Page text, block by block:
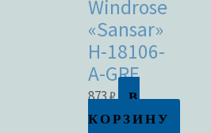
Windrose
«Sansar»
H-18106-
A-GRF
873₽
В
КОРЗИНУ